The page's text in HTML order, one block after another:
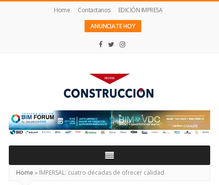
Home Contactanos
EDICIÓN IMPRESA
ANUNCIATE HOY
Construcción
Home » IMPERSAL: cuatro décadas de ofrecer calidad